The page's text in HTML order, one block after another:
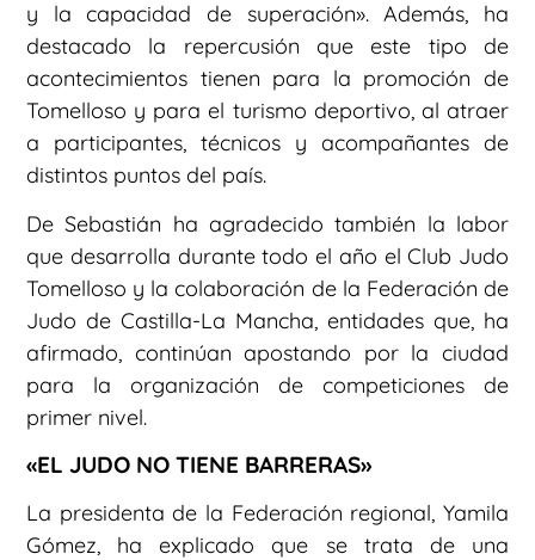
y la capacidad de superación». Además, ha
destacado la repercusión que este tipo de
acontecimientos tienen para la promoción de
Tomelloso y para el turismo deportivo, al atraer
a participantes, técnicos y acompañantes de
distintos puntos del país.
De Sebastián ha agradecido también la labor
que desarrolla durante todo el año el Club Judo
Tomelloso y la colaboración de la Federación de
Judo de Castilla-La Mancha, entidades que, ha
afirmado, continúan apostando por la ciudad
para la organización de competiciones de
primer nivel.
«EL JUDO NO TIENE BARRERAS»
La presidenta de la Federación regional, Yamila
Gómez, ha explicado que se trata de una